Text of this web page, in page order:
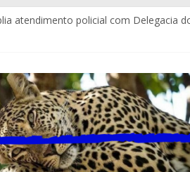
atendimento policial com Delegacia
estrutura para imprensa do Brasil e